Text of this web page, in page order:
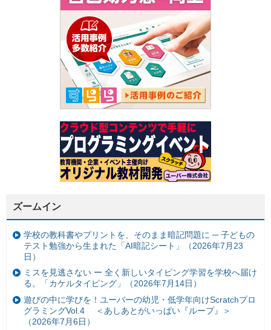
ズームイン
学校の教科書やプリントを、そのまま暗記問題に ─ 子どもの
テスト勉強から生まれた「AI暗記シート」（2026年7月23
日）
ミスを見逃さない ー 全く新しいタイピング学習を学校へ届け
る。「カケルタイピング」（2026年7月14日）
遊びの中に学びを！ユーバーの幼児・低学年向けScratchプロ
グラミングVol.4 ＜あしあとがいっぱい『ループ』＞
（2026年7月6日）